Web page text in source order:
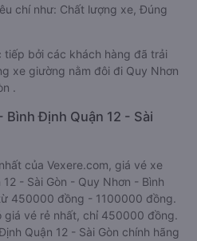
chí như: Chất lượng xe, Đúng
bởi các khách hàng đã trải
xe giường nằm đôi đi Quy Nhơn
.
Bình Định Quận 12 - Sài
của Vexere.com, giá vé xe
- Sài Gòn - Quy Nhơn - Bình
450000 đồng - 1100000 đồng.
giá vé rẻ nhất, chỉ 450000 đồng.
Quận 12 - Sài Gòn chính hãng